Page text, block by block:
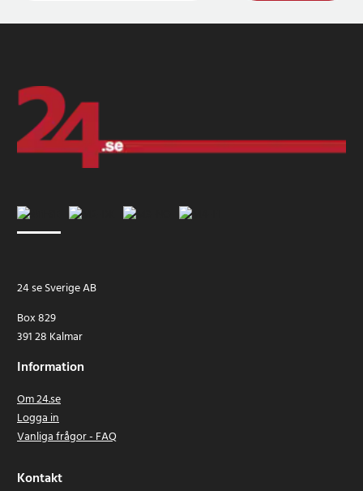
24 se Sverige AB
Box 829
391 28 Kalmar
Information
Om 24.se
Logga in
Vanliga frågor - FAQ
Kontakt